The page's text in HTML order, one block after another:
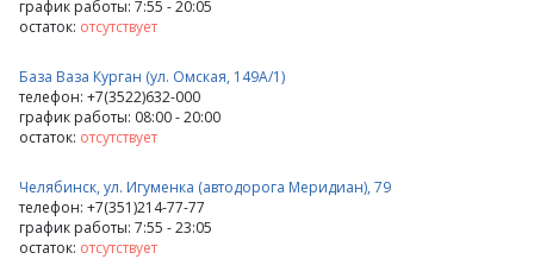
график работы: 7:55 - 20:05
остаток: отсутствует
База Ваза Курган (ул. Омская, 149А/1)
телефон: +7(3522)632-000
график работы: 08:00 - 20:00
остаток: отсутствует
Челябинск, ул. Игуменка (автодорога Меридиан), 79
телефон: +7(351)214-77-77
график работы: 7:55 - 23:05
остаток: отсутствует